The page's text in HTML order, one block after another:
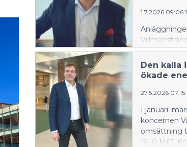
1.7.2026
flexibilitet i
Elektriska
ett
ett nytt
snabbt ökas
under
Den kalla
ökade
27.5.2026
I
koncernen
omsättning
(61,0 M€).